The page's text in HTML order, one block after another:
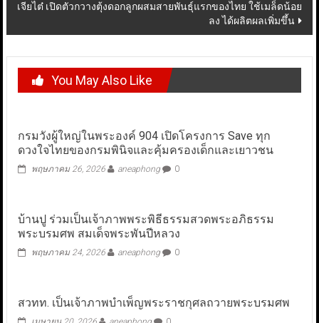
เจียไต๋ เปิดตัวกวางตุ้งดอกลูกผสมสายพันธุ์แรกของไทย ใช้เมล็ดน้อย
ลง ได้ผลิตผลเพิ่มขึ้น
You May Also Like
กรมวังผู้ใหญ่ในพระองค์ 904 เปิดโครงการ Save ทุก
ดวงใจไทยของกรมพินิจและคุ้มครองเด็กและเยาวชน
พฤษภาคม 26, 2026 aneaphong 0
บ้านปู ร่วมเป็นเจ้าภาพพระพิธีธรรมสวดพระอภิธรรม
พระบรมศพ สมเด็จพระพันปีหลวง
พฤษภาคม 24, 2026 aneaphong 0
สวทท. เป็นเจ้าภาพบำเพ็ญพระราชกุศลถวายพระบรมศพ